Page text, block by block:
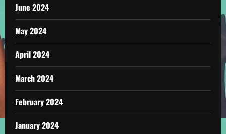
June 2024
May 2024
April 2024
March 2024
February 2024
January 2024